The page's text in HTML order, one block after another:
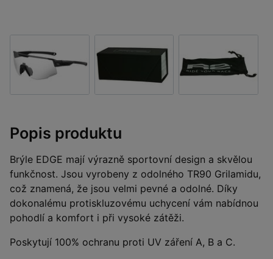
Popis produktu
Brýle EDGE mají výrazně sportovní design a skvělou
funkčnost. Jsou vyrobeny z odolného TR90 Grilamidu,
což znamená, že jsou velmi pevné a odolné. Díky
dokonalému protiskluzovému uchycení vám nabídnou
pohodlí a komfort i při vysoké zátěži.
Poskytují 100% ochranu proti UV záření A, B a C.